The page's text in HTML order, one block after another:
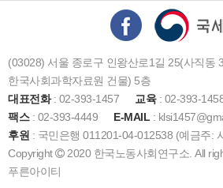
(03028) 서울 종로구 인왕산로1길 25(사직동
한국사회과학자료원 건물) 5층
대표전화: 02-393-1457 교육: 02-393-
팩스: 02-393-4449 E-MAIL :
후원 : 국민은행 011201-04-012538 (예금주:
Copyright
2020 한국노동사회연구소. All
푸른아이티